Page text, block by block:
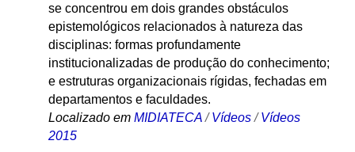
se concentrou em dois grandes obstáculos
epistemológicos relacionados à natureza das
disciplinas: formas profundamente
institucionalizadas de produção do conhecimento;
e estruturas organizacionais rígidas, fechadas em
departamentos e faculdades.
Localizado em MIDIATECA /Vídeos /Vídeos
2015